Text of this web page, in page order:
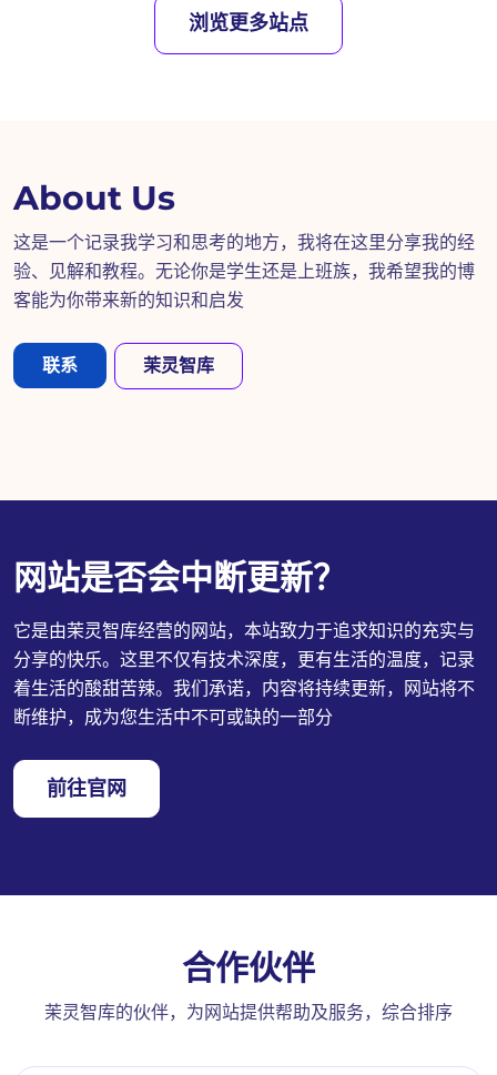
浏览更多站点
About Us
这是一个记录我学习和思考的地方，我将在这里分享我的经
验、见解和教程。无论你是学生还是上班族，我希望我的博
客能为你带来新的知识和启发
联系 茉灵智库
网站是否会中断更新？
它是由茉灵智库经营的网站，本站致力于追求知识的充实与
分享的快乐。这里不仅有技术深度，更有生活的温度，记录
着生活的酸甜苦辣。我们承诺，内容将持续更新，网站将不
断维护，成为您生活中不可或缺的一部分
前往官网
合作伙伴
茉灵智库的伙伴，为网站提供帮助及服务，综合排序